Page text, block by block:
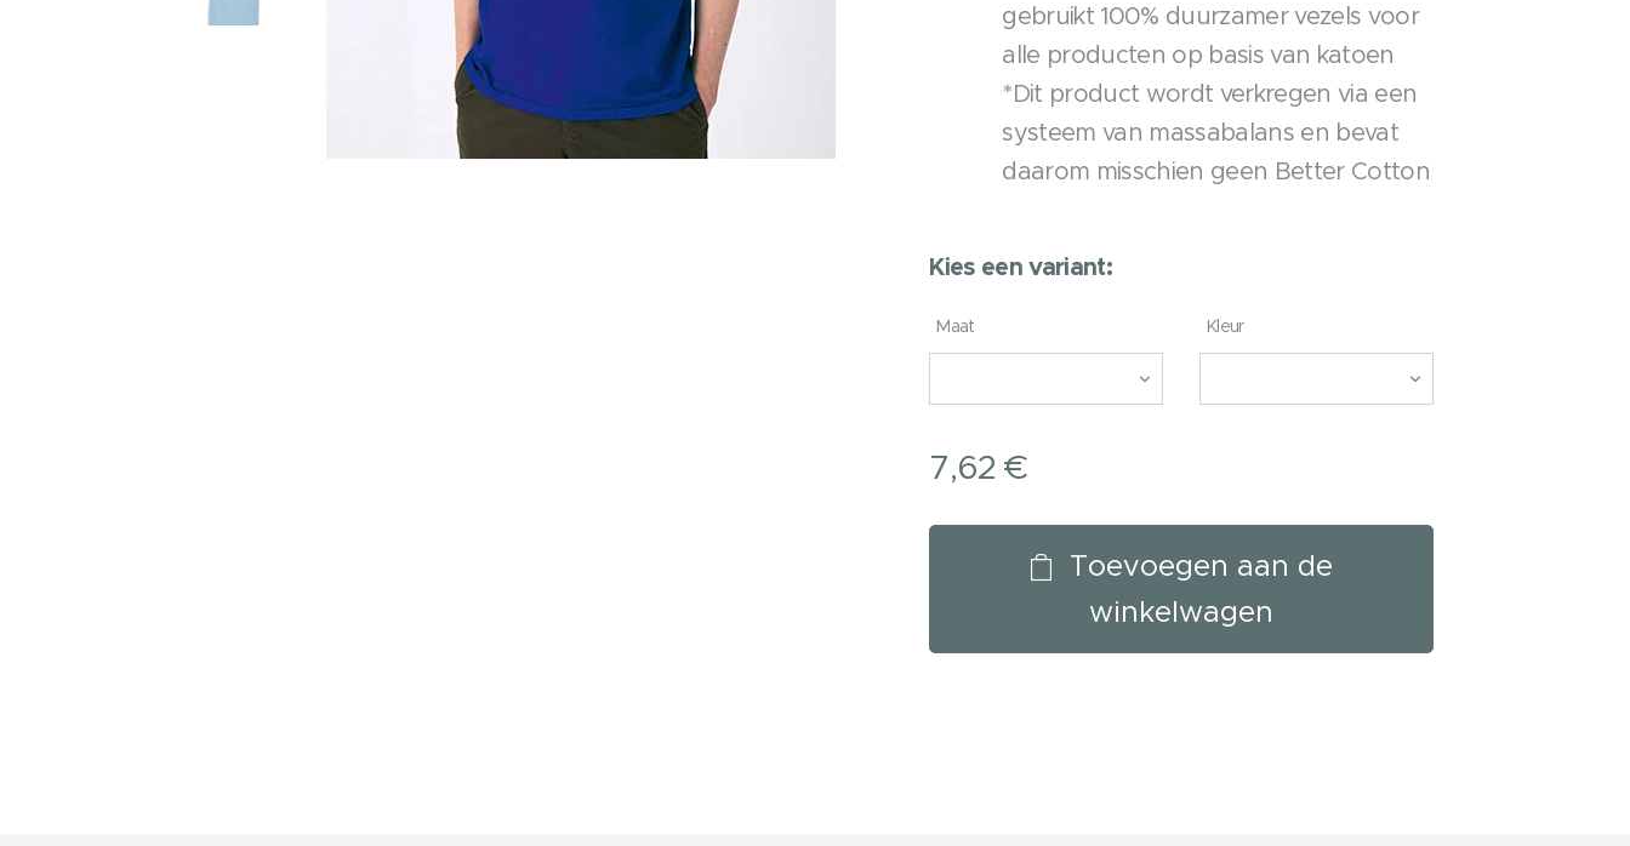
gebruikt 100% duurzamer vezels voor
alle producten op basis van katoen
*Dit product wordt verkregen via een
systeem van massabalans en bevat
daarom misschien geen Better Cotton
Kies een variant:
Maat Kleur
7,62 €
Toevoegen aan de
winkelwagen